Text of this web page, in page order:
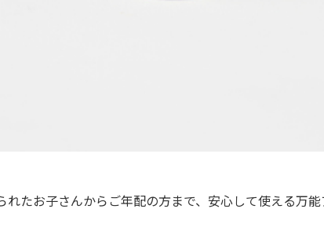
れたお子さんからご年配の方まで、安心して使える万能